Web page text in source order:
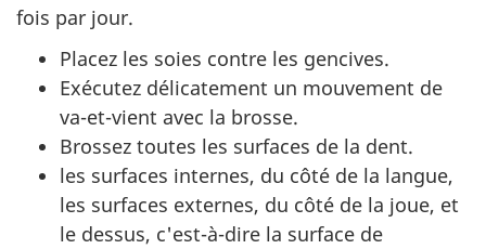
fois par jour.
Placez les soies contre les gencives.
Exécutez délicatement un mouvement de
va-et-vient avec la brosse.
Brossez toutes les surfaces de la dent.
les surfaces internes, du côté de la langue,
les surfaces externes, du côté de la joue, et
le dessus, c'est-à-dire la surface de